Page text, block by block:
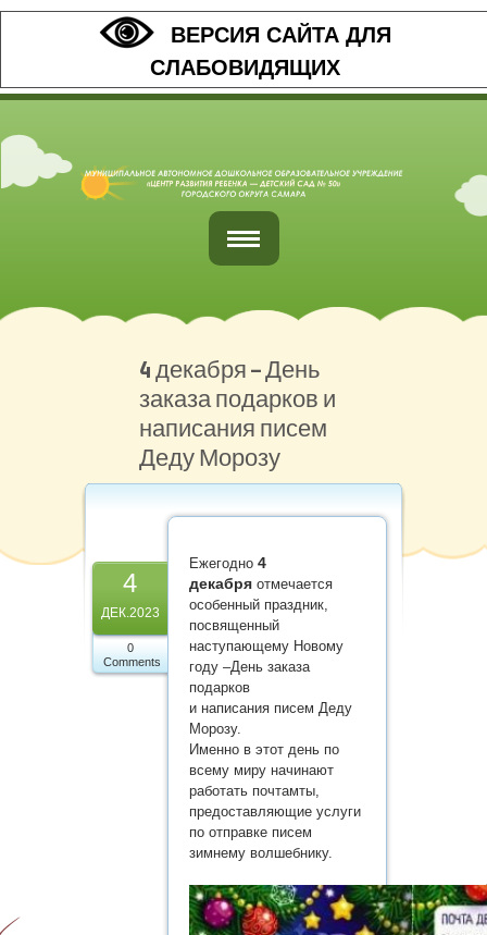
ВЕРСИЯ САЙТА ДЛЯ
СЛАБОВИДЯЩИХ
Главная
Обратная связь
Наши контакты
Организация питания
4 декабря – День
заказа подарков и
написания писем
Деду Морозу
4
ДЕК.2023
0
Comments
Ежегодно 4
декабря отмечается
особенный праздник,
посвященный
наступающему Новому
году –День заказа
подарков
и написания писем Деду
Морозу.
Именно в этот день по
всему миру начинают
работать почтамты,
предоставляющие услуги
по отправке писем
зимнему волшебнику.